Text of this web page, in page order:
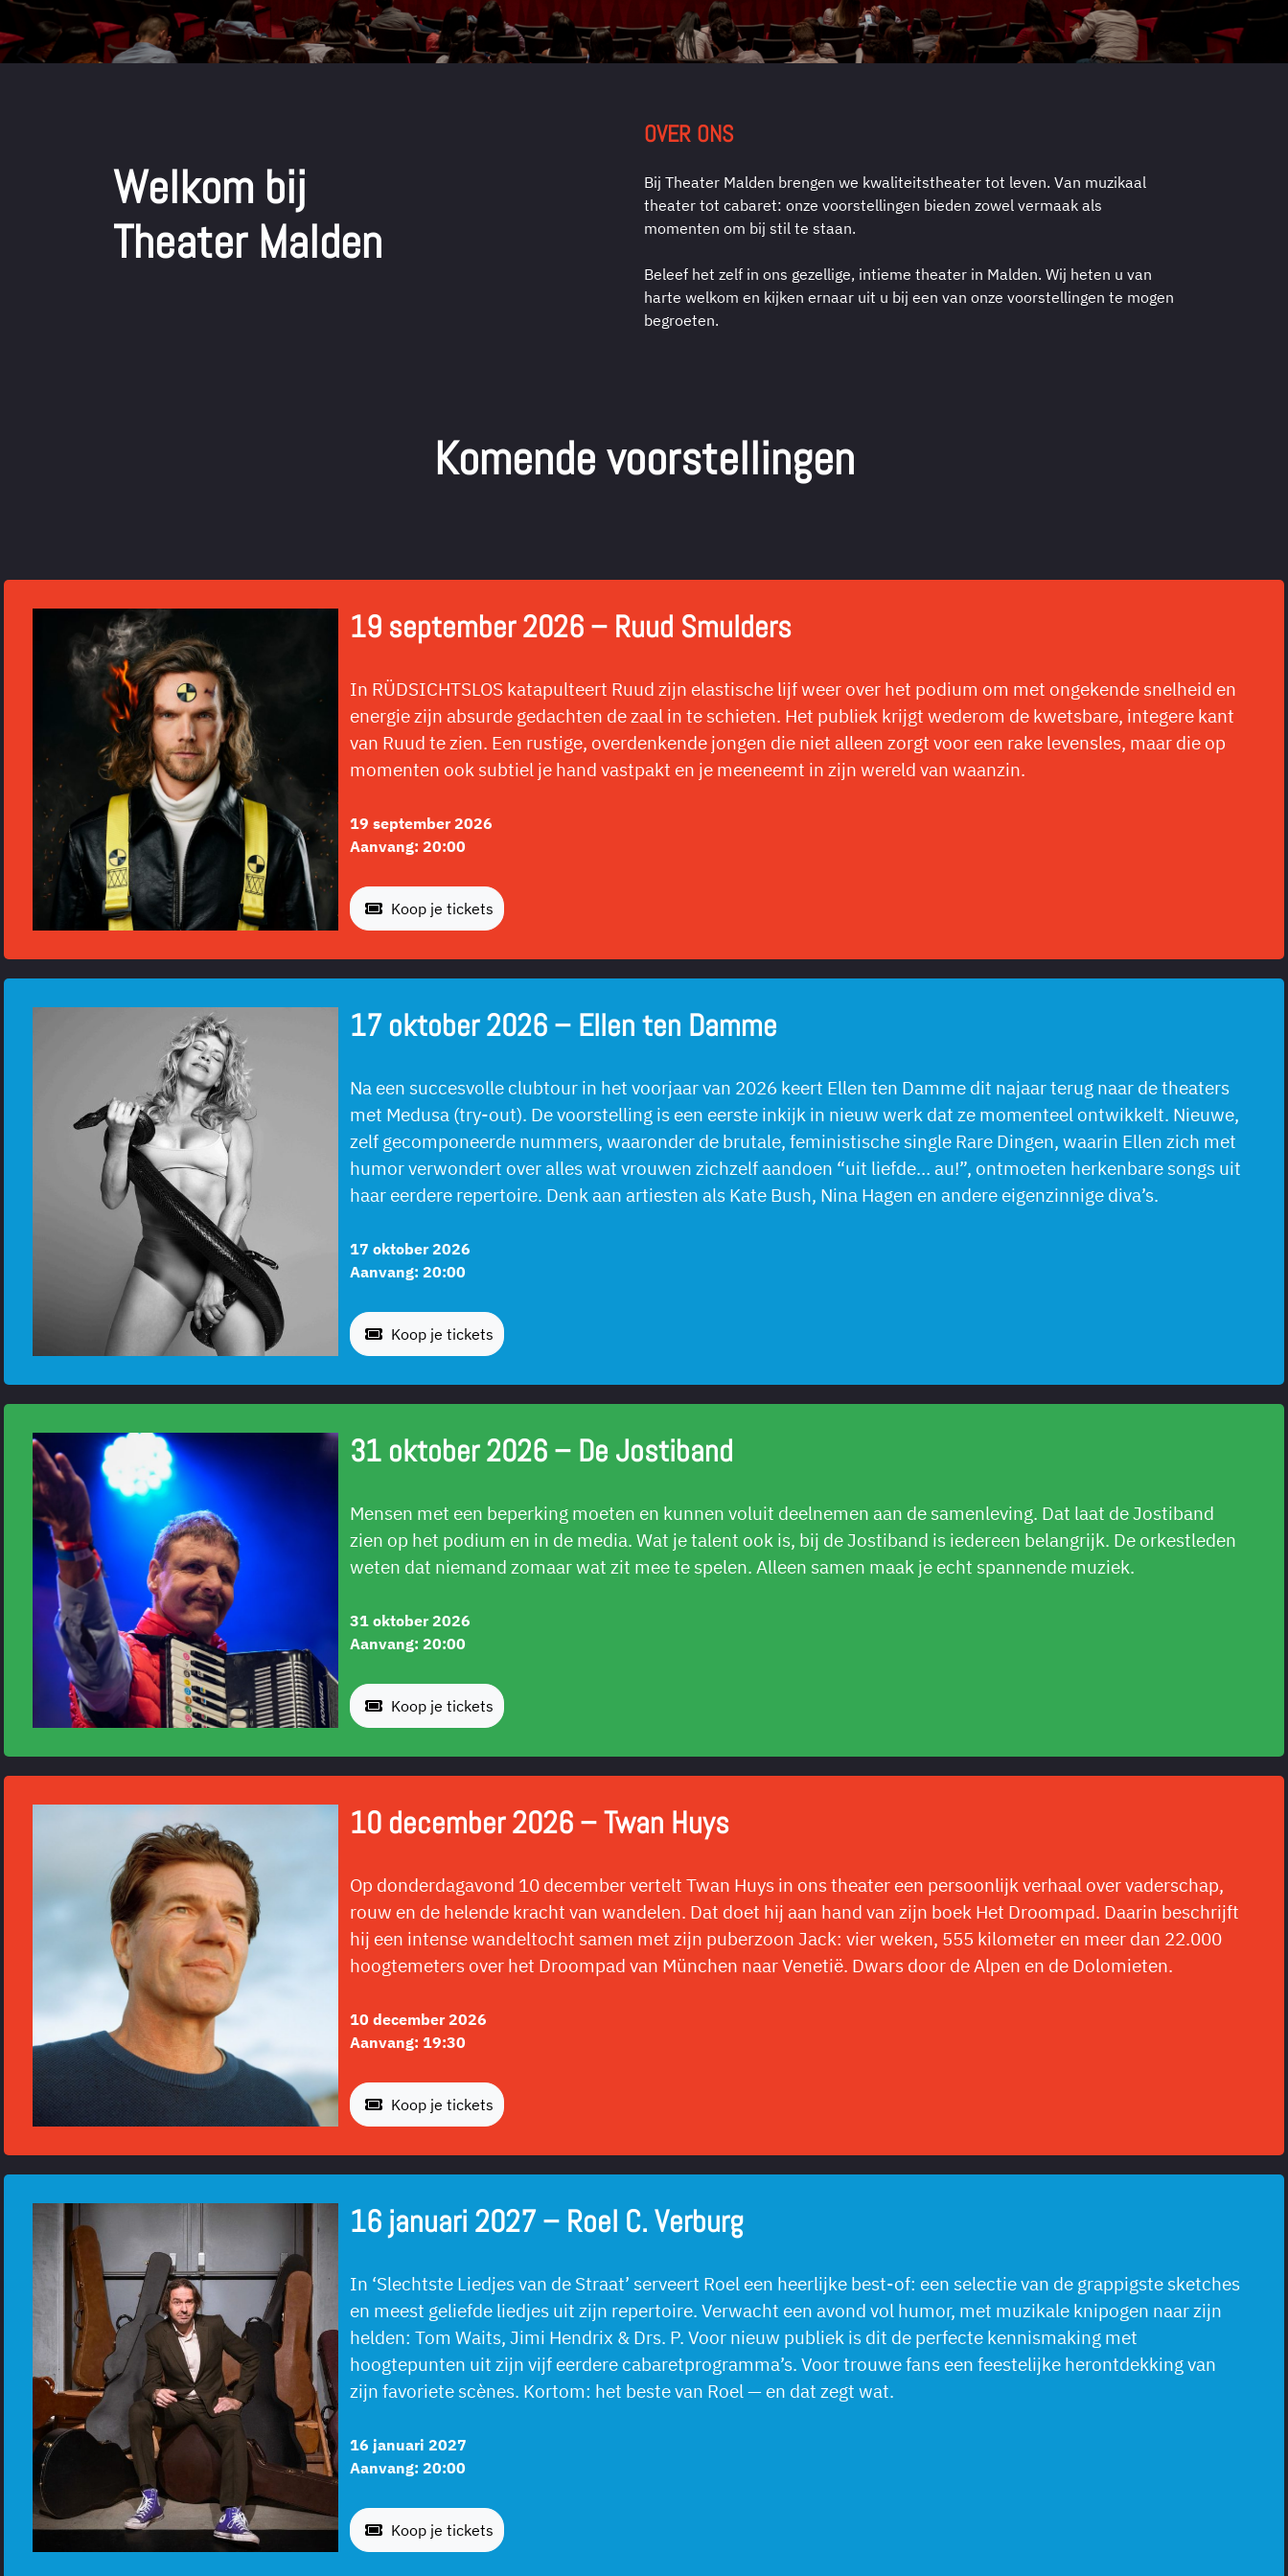
Welkom bij
Theater Malden
OVER ONS
Bij Theater Malden brengen we kwaliteitstheater tot leven. Van muzikaal
theater tot cabaret: onze voorstellingen bieden zowel vermaak als
momenten om bij stil te staan.
Beleef het zelf in ons gezellige, intieme theater in Malden. Wij heten u van
harte welkom en kijken ernaar uit u bij een van onze voorstellingen te mogen
begroeten.
Komende voorstellingen
19 september 2026 – Ruud Smulders
In RÜDSICHTSLOS katapulteert Ruud zijn elastische lijf weer over het podium om met ongekende snelheid en
energie zijn absurde gedachten de zaal in te schieten. Het publiek krijgt wederom de kwetsbare, integere kant
van Ruud te zien. Een rustige, overdenkende jongen die niet alleen zorgt voor een rake levensles, maar die op
momenten ook subtiel je hand vastpakt en je meeneemt in zijn wereld van waanzin.
19 september 2026
Aanvang: 20:00
Koop je tickets
17 oktober 2026 – Ellen ten Damme
Na een succesvolle clubtour in het voorjaar van 2026 keert Ellen ten Damme dit najaar terug naar de theaters
met Medusa (try-out). De voorstelling is een eerste inkijk in nieuw werk dat ze momenteel ontwikkelt. Nieuwe,
zelf gecomponeerde nummers, waaronder de brutale, feministische single Rare Dingen, waarin Ellen zich met
humor verwondert over alles wat vrouwen zichzelf aandoen “uit liefde… au!”, ontmoeten herkenbare songs uit
haar eerdere repertoire. Denk aan artiesten als Kate Bush, Nina Hagen en andere eigenzinnige diva’s.
17 oktober 2026
Aanvang: 20:00
Koop je tickets
31 oktober 2026 – De Jostiband
Mensen met een beperking moeten en kunnen voluit deelnemen aan de samenleving. Dat laat de Jostiband
zien op het podium en in de media. Wat je talent ook is, bij de Jostiband is iedereen belangrijk. De orkestleden
weten dat niemand zomaar wat zit mee te spelen. Alleen samen maak je echt spannende muziek.
31 oktober 2026
Aanvang: 20:00
Koop je tickets
10 december 2026 – Twan Huys
Op donderdagavond 10 december vertelt Twan Huys in ons theater een persoonlijk verhaal over vaderschap,
rouw en de helende kracht van wandelen. Dat doet hij aan hand van zijn boek Het Droompad. Daarin beschrijft
hij een intense wandeltocht samen met zijn puberzoon Jack: vier weken, 555 kilometer en meer dan 22.000
hoogtemeters over het Droompad van München naar Venetië. Dwars door de Alpen en de Dolomieten.
10 december 2026
Aanvang: 19:30
Koop je tickets
16 januari 2027 – Roel C. Verburg
In ‘Slechtste Liedjes van de Straat’ serveert Roel een heerlijke best-of: een selectie van de grappigste sketches
en meest geliefde liedjes uit zijn repertoire. Verwacht een avond vol humor, met muzikale knipogen naar zijn
helden: Tom Waits, Jimi Hendrix & Drs. P. Voor nieuw publiek is dit de perfecte kennismaking met
hoogtepunten uit zijn vijf eerdere cabaretprogramma’s. Voor trouwe fans een feestelijke herontdekking van
zijn favoriete scènes. Kortom: het beste van Roel — en dat zegt wat.
16 januari 2027
Aanvang: 20:00
Koop je tickets